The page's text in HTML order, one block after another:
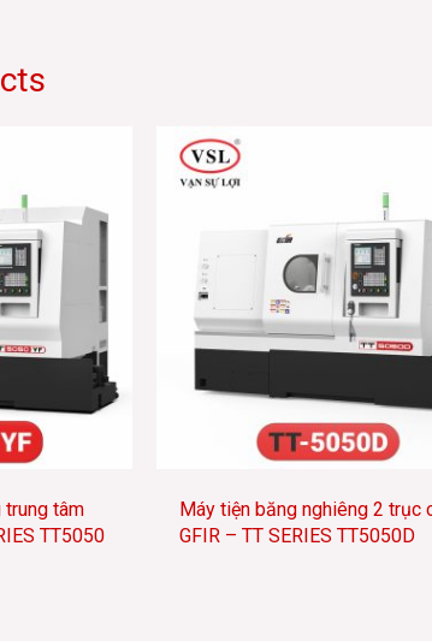
trung tâm
TT5050
Máy tiện băng nghiêng 2 trục
GFIR – TT SERIES TT5050D